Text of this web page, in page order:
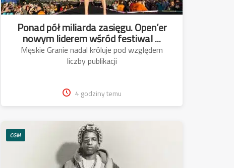
Ponad pół miliarda zasięgu. Open’er
nowym liderem wśród festiwal ...
Męskie Granie nadal króluje pod względem
liczby publikacji
4 godziny temu
CGM